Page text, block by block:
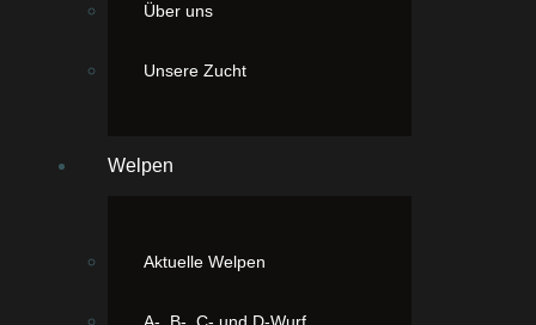
Über uns
Unsere Zucht
Welpen
Aktuelle Welpen